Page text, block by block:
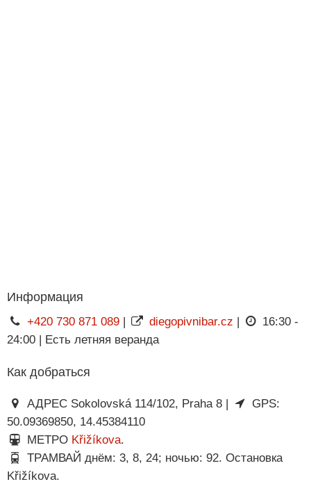
Информация
+420 730 871 089| diegopivnibar.cz |
16:30 -
24:00 | Есть летняя веранда
Как добраться
АДРЕС Sokolovská 114/102, Praha 8 |
GPS:
50.09369850, 14.45384110
МЕТРО Křižíkova.
ТРАМВАЙ днём: 3, 8, 24; ночью: 92. Остановка
Křižíkova.